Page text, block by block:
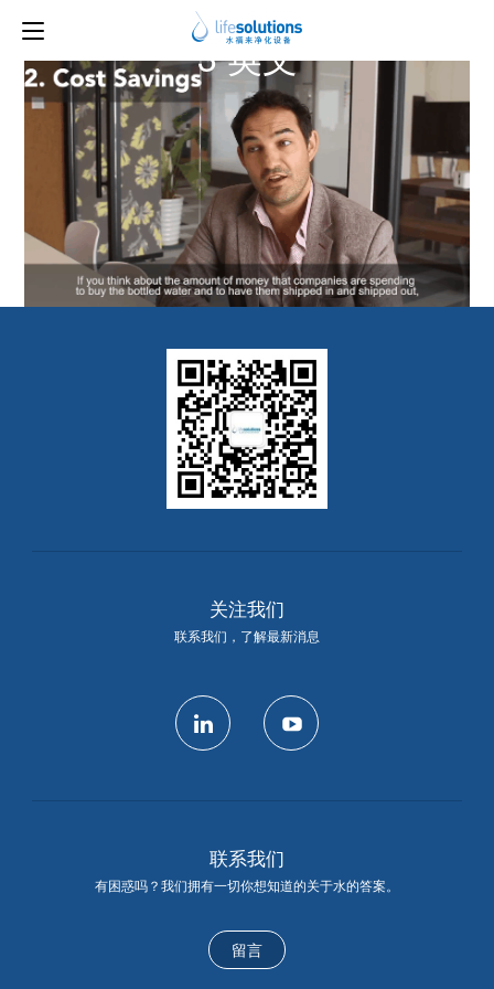
上一图片
3 英文
关注我们
联系我们，了解最新消息
联系我们
有困惑吗？我们拥有一切你想知道的关于水的答案。
留言